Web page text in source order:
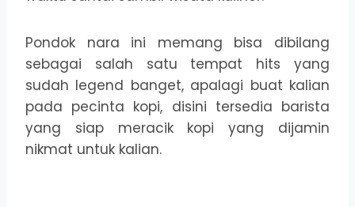
Pondok nara ini memang bisa dibilang
sebagai salah satu tempat hits yang
sudah legend banget, apalagi buat kalian
pada pecinta kopi, disini tersedia barista
yang siap meracik kopi yang dijamin
nikmat untuk kalian.